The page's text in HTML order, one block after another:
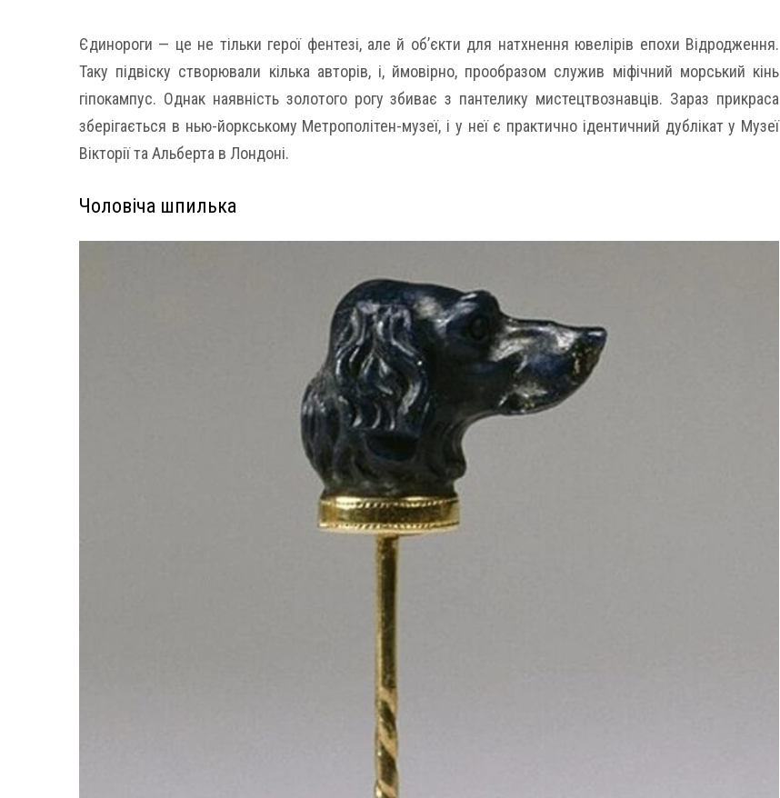
Єдинороги — це не тільки герої фентезі, але й об’єкти для натхнення ювелірів епохи Відродження.
Таку підвіску створювали кілька авторів, і, ймовірно, прообразом служив міфічний морський кінь
гіпокампус. Однак наявність золотого рогу збиває з пантелику мистецтвознавців. Зараз прикраса
зберігається в нью-йоркському Метрополітен-музеї, і у неї є практично ідентичний дублікат у Музеї
Вікторії та Альберта в Лондоні.
Чоловіча шпилька